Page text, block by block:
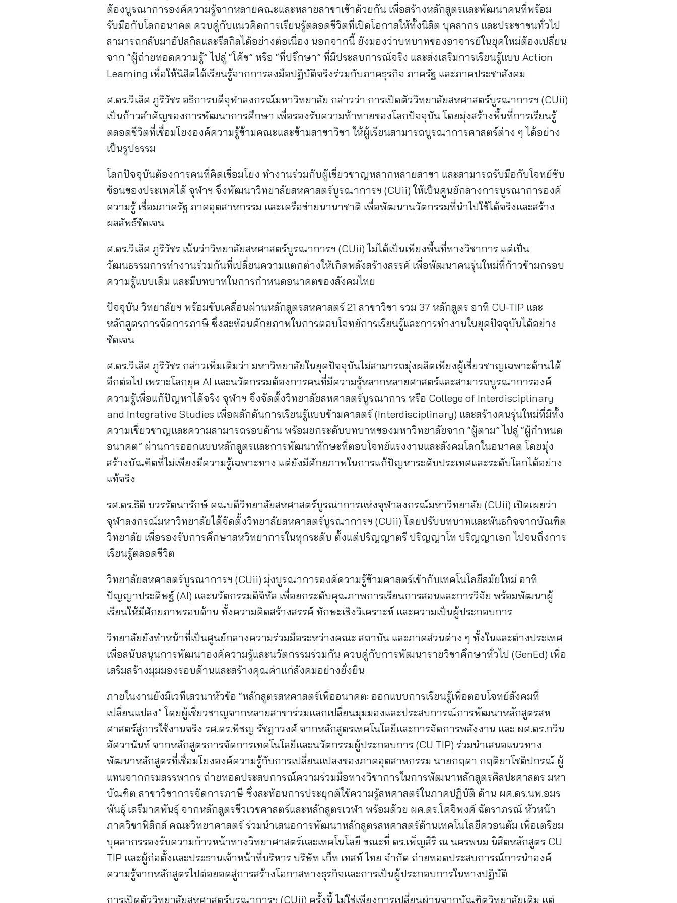
ต้องบูรณาการองค์ความรู้จากหลายคณะและหลายสาขาเข้าด้วยกัน เพื่อสร้างหลักสูตรและพัฒนาคนที่พร้อม
รับมือกับโลกอนาคต ควบคู่กับแนวคิดการเรียนรู้ตลอดชีวิตที่เปิดโอกาสให้ทั้งนิสิต บุคลากร และประชาชนทั่วไป
สามารถกลับมาอัปสกิลและรีสกิลได้อย่างต่อเนื่อง นอกจากนี้ ยังมองว่าบทบาทของอาจารย์ในยุคใหม่ต้องเปลี่ยน
จาก “ผู้ถ่ายทอดความรู้” ไปสู่ “โค้ช” หรือ “ที่ปรึกษา” ที่มีประสบการณ์จริง และส่งเสริมการเรียนรู้แบบ Action
Learning เพื่อให้นิสิตได้เรียนรู้จากการลงมือปฏิบัติจริงร่วมกับภาคธุรกิจ ภาครัฐ และภาคประชาสังคม
ศ.ดร.วิเลิศ ภูริวัชร อธิการบดีจุฬาลงกรณ์มหาวิทยาลัย กล่าวว่า การเปิดตัววิทยาลัยสหศาสตร์บูรณาการฯ (CUii)
เป็นก้าวสำคัญของการพัฒนาการศึกษา เพื่อรองรับความท้าทายของโลกปัจจุบัน โดยมุ่งสร้างพื้นที่การเรียนรู้
ตลอดชีวิตที่เชื่อมโยงองค์ความรู้ข้ามคณะและข้ามสาขาวิชา ให้ผู้เรียนสามารถบูรณาการศาสตร์ต่าง ๆ ได้อย่าง
เป็นรูปธรรม
โลกปัจจุบันต้องการคนที่คิดเชื่อมโยง ทำงานร่วมกับผู้เชี่ยวชาญหลากหลายสาขา และสามารถรับมือกับโจทย์ซับ
ซ้อนของประเทศได้ จุฬาฯ จึงพัฒนาวิทยาลัยสหศาสตร์บูรณาการฯ (CUii) ให้เป็นศูนย์กลางการบูรณาการองค์
ความรู้ เชื่อมภาครัฐ ภาคอุตสาหกรรม และเครือข่ายนานาชาติ เพื่อพัฒนานวัตกรรมที่นำไปใช้ได้จริงและสร้าง
ผลลัพธ์ชัดเจน
ศ.ดร.วิเลิศ ภูริวัชร เน้นว่าวิทยาลัยสหศาสตร์บูรณาการฯ (CUii) ไม่ได้เป็นเพียงพื้นที่ทางวิชาการ แต่เป็น
วัฒนธรรมการทำงานร่วมกันที่เปลี่ยนความแตกต่างให้เกิดพลังสร้างสรรค์ เพื่อพัฒนาคนรุ่นใหม่ที่ก้าวข้ามกรอบ
ความรู้แบบเดิม และมีบทบาทในการกำหนดอนาคตของสังคมไทย
ปัจจุบัน วิทยาลัยฯ พร้อมขับเคลื่อนผ่านหลักสูตรสหศาสตร์ 21 สาขาวิชา รวม 37 หลักสูตร อาทิ CU-TIP และ
หลักสูตรการจัดการภาษี ซึ่งสะท้อนศักยภาพในการตอบโจทย์การเรียนรู้และการทำงานในยุคปัจจุบันได้อย่าง
ชัดเจน
ศ.ดร.วิเลิศ ภูริวัชร กล่าวเพิ่มเติมว่า มหาวิทยาลัยในยุคปัจจุบันไม่สามารถมุ่งผลิตเพียงผู้เชี่ยวชาญเฉพาะด้านได้
อีกต่อไป เพราะโลกยุค AI และนวัตกรรมต้องการคนที่มีความรู้หลากหลายศาสตร์และสามารถบูรณาการองค์
ความรู้เพื่อแก้ปัญหาได้จริง จุฬาฯ จึงจัดตั้งวิทยาลัยสหศาสตร์บูรณาการ หรือ College of Interdisciplinary
and Integrative Studies เพื่อผลักดันการเรียนรู้แบบข้ามศาสตร์ (Interdisciplinary) และสร้างคนรุ่นใหม่ที่มีทั้ง
ความเชี่ยวชาญและความสามารถรอบด้าน พร้อมยกระดับบทบาทของมหาวิทยาลัยจาก “ผู้ตาม” ไปสู่ “ผู้กำหนด
อนาคต” ผ่านการออกแบบหลักสูตรและการพัฒนาทักษะที่ตอบโจทย์แรงงานและสังคมโลกในอนาคต โดยมุ่ง
สร้างบัณฑิตที่ไม่เพียงมีความรู้เฉพาะทาง แต่ยังมีศักยภาพในการแก้ปัญหาระดับประเทศและระดับโลกได้อย่าง
แท้จริง
รศ.ดร.ธิติ บวรรัตนารักษ์ คณบดีวิทยาลัยสหศาสตร์บูรณาการแห่งจุฬาลงกรณ์มหาวิทยาลัย (CUii) เปิดเผยว่า
จุฬาลงกรณ์มหาวิทยาลัยได้จัดตั้งวิทยาลัยสหศาสตร์บูรณาการฯ (CUii) โดยปรับบทบาทและพันธกิจจากบัณฑิต
วิทยาลัย เพื่อรองรับการศึกษาสหวิทยาการในทุกระดับ ตั้งแต่ปริญญาตรี ปริญญาโท ปริญญาเอก ไปจนถึงการ
เรียนรู้ตลอดชีวิต
วิทยาลัยสหศาสตร์บูรณาการฯ (CUii) มุ่งบูรณาการองค์ความรู้ข้ามศาสตร์เข้ากับเทคโนโลยีสมัยใหม่ อาทิ
ปัญญาประดิษฐ์ (AI) และนวัตกรรมดิจิทัล เพื่อยกระดับคุณภาพการเรียนการสอนและการวิจัย พร้อมพัฒนาผู้
เรียนให้มีศักยภาพรอบด้าน ทั้งความคิดสร้างสรรค์ ทักษะเชิงวิเคราะห์ และความเป็นผู้ประกอบการ
วิทยาลัยยังทำหน้าที่เป็นศูนย์กลางความร่วมมือระหว่างคณะ สถาบัน และภาคส่วนต่าง ๆ ทั้งในและต่างประเทศ
เพื่อสนับสนุนการพัฒนาองค์ความรู้และนวัตกรรมร่วมกัน ควบคู่กับการพัฒนารายวิชาศึกษาทั่วไป (GenEd) เพื่อ
เสริมสร้างมุมมองรอบด้านและสร้างคุณค่าแก่สังคมอย่างยั่งยืน
ภายในงานยังมีเวทีเสวนาหัวข้อ “หลักสูตรสหศาสตร์เพื่ออนาคต: ออกแบบการเรียนรู้เพื่อตอบโจทย์สังคมที่
เปลี่ยนแปลง” โดยผู้เชี่ยวชาญจากหลายสาขาร่วมแลกเปลี่ยนมุมมองและประสบการณ์การพัฒนาหลักสูตรสห
ศาสตร์สู่การใช้งานจริง รศ.ดร.พิชญ รัชฎาวงศ์ จากหลักสูตรเทคโนโลยีและการจัดการพลังงาน และ ผศ.ดร.กวิน
อัศวานันท์ จากหลักสูตรการจัดการเทคโนโลยีและนวัตกรรมผู้ประกอบการ (CU TIP) ร่วมนำเสนอแนวทาง
พัฒนาหลักสูตรที่เชื่อมโยงองค์ความรู้กับการเปลี่ยนแปลงของภาคอุตสาหกรรม นายกฤดา กฤติยาโชติปกรณ์ ผู้
แทนจากกรมสรรพากร ถ่ายทอดประสบการณ์ความร่วมมือทางวิชาการในการพัฒนาหลักสูตรศิลปะศาสตร มหา
บัณฑิต สาขาวิชาการจัดการภาษี ซึ่งสะท้อนการประยุกต์ใช้ความรู้สหศาสตร์ในภาคปฏิบัติ ด้าน ผศ.ดร.นพ.อมร
พันธุ์ เสรีมาศพันธุ์ จากหลักสูตรชีวเวชศาสตร์และหลักสูตรเวฬา พร้อมด้วย ผศ.ดร.โศจิพงศ์ ฉัตราภรณ์ หัวหน้า
ภาควิชาฟิสิกส์ คณะวิทยาศาสตร์ ร่วมนำเสนอการพัฒนาหลักสูตรสหศาสตร์ด้านเทคโนโลยีควอนตัม เพื่อเตรียม
บุคลากรรองรับความก้าวหน้าทางวิทยาศาสตร์และเทคโนโลยี ขณะที่ ดร.เพ็ญสิริ ณ นครพนม นิสิตหลักสูตร CU
TIP และผู้ก่อตั้งและประธานเจ้าหน้าที่บริหาร บริษัท เก็ท เทสท์ ไทย จำกัด ถ่ายทอดประสบการณ์การนำองค์
ความรู้จากหลักสูตรไปต่อยอดสู่การสร้างโอกาสทางธุรกิจและการเป็นผู้ประกอบการในทางปฏิบัติ
การเปิดตัววิทยาลัยสหศาสตร์บูรณาการฯ (CUii) ครั้งนี้ ไม่ใช่เพียงการเปลี่ยนผ่านจากบัณฑิตวิทยาลัยเดิม แต่